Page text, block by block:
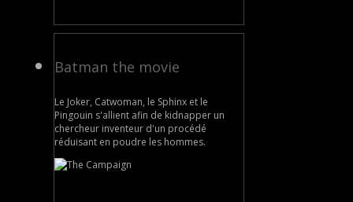
Batman the movie
Le Joker, Catwoman, le Sphinx et le
Pingouin s'allient afin de kidnapper un
chercheur inventeur d'un procédé
réduisant en poudre les hommes.